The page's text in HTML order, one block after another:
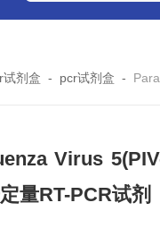
试剂盒 - pcr试剂盒 -
Virus
量RT-PCR试剂